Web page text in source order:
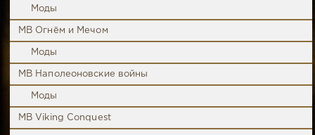
Моды
MB Огнём и Мечом
Моды
MB Наполеоновские войны
Моды
MB Viking Conquest